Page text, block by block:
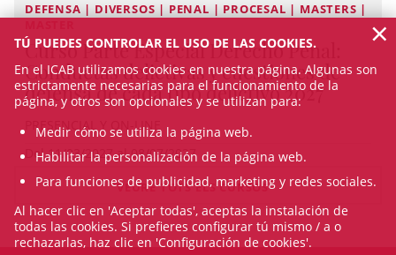
DEFENSA | DIVERSOS | PENAL | PROCESAL | MASTERS |
Curso Parte Especial Derecho Penal:
Conductas delictivas y cuestiones de
defensa de cada tipo delictivo 2027
PRESENCIAL Y ON-LINE
Del 11/03/2027 al 08/07/2027
VEURE TOTS ELS CURSOS
TÚ PUEDES CONTROLAR EL USO DE LAS COOKIES.
En el ICAB utilizamos cookies en nuestra página. Algunas son
estrictamente necesarias para el funcionamiento de la
página, y otros son opcionales y se utilizan para:
Medir cómo se utiliza la página web.
Habilitar la personalización de la página web.
Para funciones de publicidad, marketing y redes sociales.
Al hacer clic en 'Aceptar todas', aceptas la instalación de
todas las cookies. Si prefieres configurar tú mismo / a o
rechazarlas, haz clic en 'Configuración de cookies'.
×